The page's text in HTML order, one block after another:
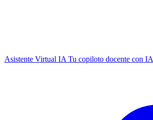
Asistente Virtual IA Tu copiloto docente con IA